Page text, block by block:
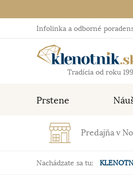
Infolinka a odborné
Tradícia od roku
Prstene
Predajňa v
Nachádzate sa tu: